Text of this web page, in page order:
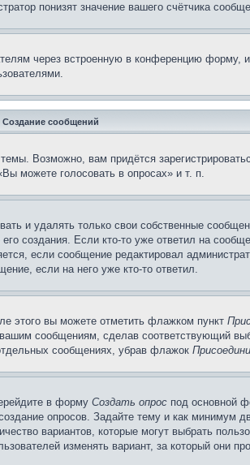
понизят значение вашего счётчика
через встроенную в конференцию
Создание сообщений
Возможно, вам придётся
можете голосовать в опросах» и т. п.
и удалять только свои собственные
создания. Если кто-то уже ответил на
если сообщение редактировал
если на него уже кто-то ответил.
этого вы можете отметить флажком пункт
сообщениям, сделав соответствующий
сообщениях, убрав флажок
в форму Создать опрос под основной
опросов. Задайте тему и как минимум
вариантов, которые могут выбрать
изменять вариант, за который они